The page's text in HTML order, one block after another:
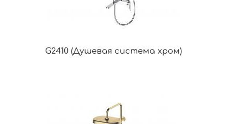
G2410 (Душевая система хром)